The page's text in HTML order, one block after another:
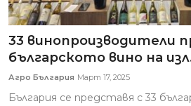
33 винопроизводители
българското вино на
Агро България Март 17, 2025
България се представя с 33